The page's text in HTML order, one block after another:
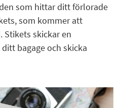
som hittar ditt förlorade
som kommer att
Stikets skickar en
bagage och skicka